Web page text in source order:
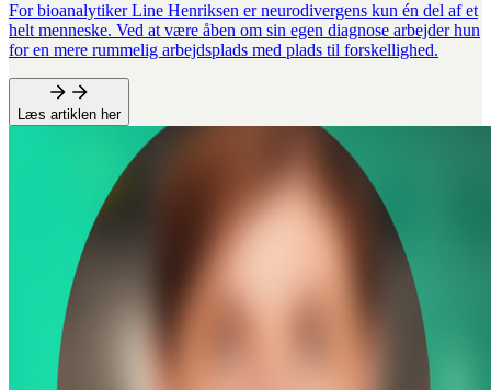
For bioanalytiker Line Henriksen er neurodivergens kun én del af et
helt menneske. Ved at være åben om sin egen diagnose arbejder hun
for en mere rummelig arbejdsplads med plads til forskellighed.
Læs artiklen her